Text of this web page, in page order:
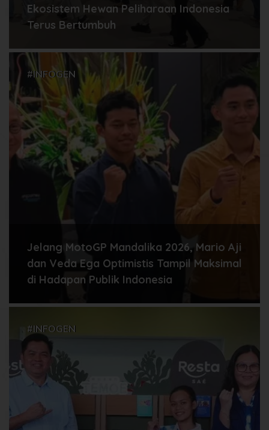
Ekosistem Hewan Peliharaan Indonesia
Terus Bertumbuh
#INFOGEN
Jelang MotoGP Mandalika 2026, Mario Aji
dan Veda Ega Optimistis Tampil Maksimal
di Hadapan Publik Indonesia
#INFOGEN